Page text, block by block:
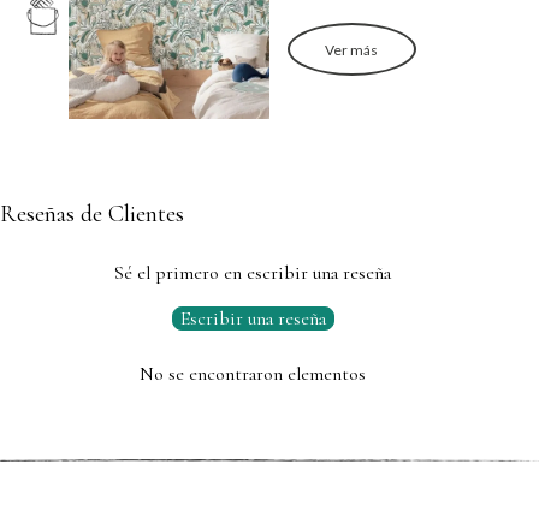
Ver más
Reseñas de Clientes
Sé el primero en escribir una reseña
Escribir una reseña
No se encontraron elementos